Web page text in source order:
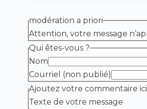
modération a priori
Attention, votre message
Qui êtes-vous ?
Nom
Courriel (non publié)
Ajoutez votre commentaire ici
Texte de votre message